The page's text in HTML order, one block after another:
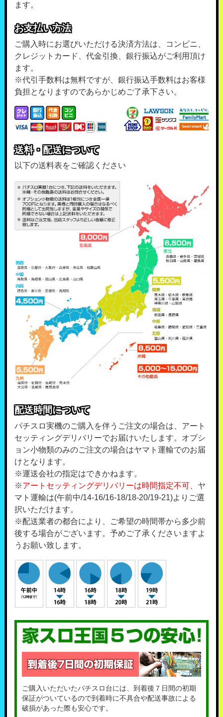
ます。
お支払い方法
ご購入時にお選びいただける決済方法は、コンビニ、
クレジットカード、代金引換、銀行振込がご利用頂け
ます。
※代引手数料は無料ですが、銀行振込手数料はお客様
負担となりますのであらかじめご了承下さい。
送料・配送について
以下の送料表をご確認ください
配送時間について
パチスロ実機のご購入を伴うご注文の場合は、アート
セッティングデリバリーでお届けいたします。オプシ
ョン小物類のみのご注文の場合はヤマト運輸でのお届
けとなります。
※運送会社の指定はできかねます。
※アートセッティングデリバリーは時間指定不可、ヤ
マト運輸は(午前中/14-16/16-18/18-20/19-21)よりご選
択いただけます。
※配送業者の都合により、ご希望の時間帯から多少前
後する場合がございます。予めご了承くださいますよ
うお願い致します。
ご購入いただいたパチスロ台には、到着後７日間の初期
保証がついているので到着時に不具合や配送事故による
破損があった際も安心です。